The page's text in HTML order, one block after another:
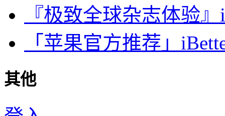
『极致全球杂志体验
「苹果官方推荐」
其他